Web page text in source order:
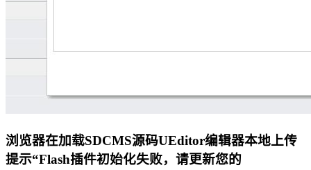
浏览器在加载SDCMS源码UEditor编辑器本地上传
提示“Flash插件初始化失败，请更新您的